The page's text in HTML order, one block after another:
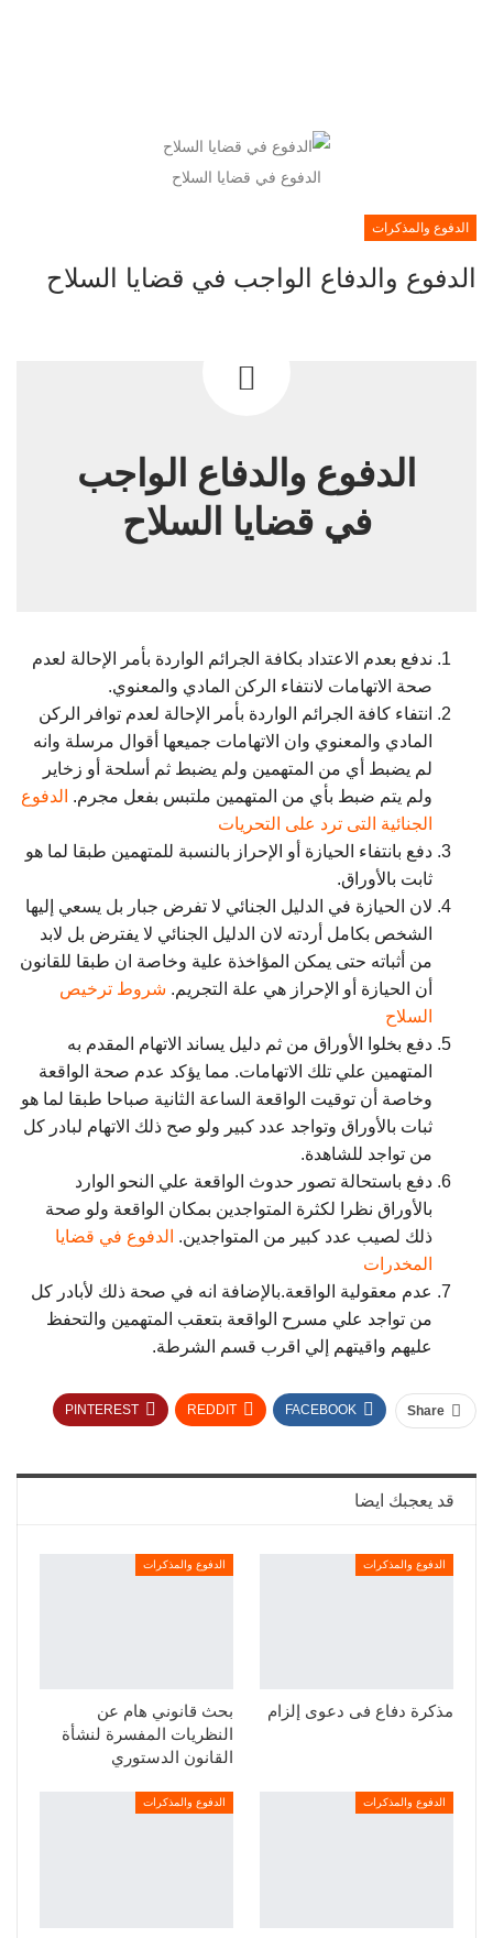
الدفوع في قضايا السلاح
الدفوع والمذكرات
الدفوع والدفاع الواجب في قضايا السلاح
الدفوع والدفاع الواجب
في قضايا السلاح
ندفع بعدم الاعتداد بكافة الجرائم الواردة بأمر الإحالة لعدم
صحة الاتهامات لانتفاء الركن المادي والمعنوي.
انتفاء كافة الجرائم الواردة بأمر الإحالة لعدم توافر الركن
المادي والمعنوي وان الاتهامات جميعها أقوال مرسلة وانه
لم يضبط أي من المتهمين ولم يضبط ثم أسلحة أو زخاير
ولم يتم ضبط بأي من المتهمين ملتبس بفعل مجرم. الدفوع
الجنائية التى ترد على التحريات
دفع بانتفاء الحيازة أو الإحراز بالنسبة للمتهمين طبقا لما هو
ثابت بالأوراق.
لان الحيازة في الدليل الجنائي لا تفرض جبار بل يسعي إليها
الشخص بكامل أردته لان الدليل الجنائي لا يفترض بل لابد
من أثباته حتى يمكن المؤاخذة علية وخاصة ان طبقا للقانون
أن الحيازة أو الإحراز هي علة التجريم. شروط ترخيص
السلاح
دفع بخلوا الأوراق من ثم دليل يساند الاتهام المقدم به
المتهمين علي تلك الاتهامات. مما يؤكد عدم صحة الواقعة
وخاصة أن توقيت الواقعة الساعة الثانية صباحا طبقا لما هو
ثبات بالأوراق وتواجد عدد كبير ولو صح ذلك الاتهام لبادر كل
من تواجد للشاهدة.
دفع باستحالة تصور حدوث الواقعة علي النحو الوارد
بالأوراق نظرا لكثرة المتواجدين بمكان الواقعة ولو صحة
ذلك لصيب عدد كبير من المتواجدين. الدفوع في قضايا
المخدرات
عدم معقولية الواقعة.بالإضافة انه في صحة ذلك لأبادر كل
من تواجد علي مسرح الواقعة بتعقب المتهمين والتحفظ
عليهم واقيتهم إلي اقرب قسم الشرطة.
Share
FACEBOOK
REDDIT
PINTEREST
قد يعجبك ايضا
الدفوع والمذكرات
مذكرة دفاع فى دعوى إلزام
الدفوع والمذكرات
بحث قانوني هام عن
النظريات المفسرة لنشأة
القانون الدستوري
الدفوع والمذكرات الدفوع والمذكرات